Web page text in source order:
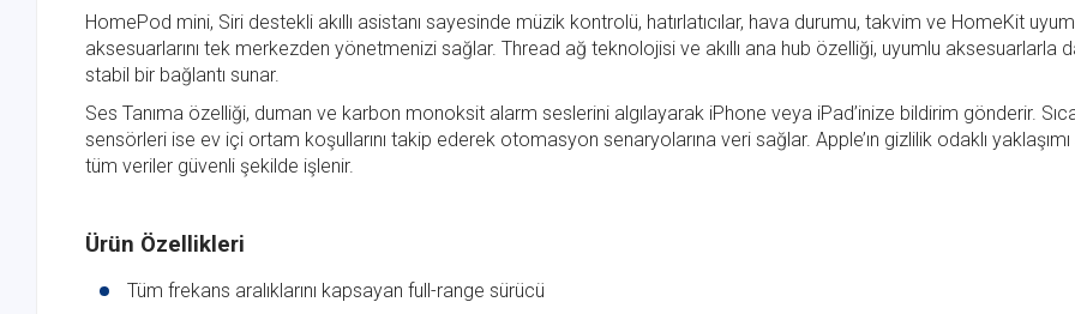
HomePod mini, Siri destekli akıllı asistanı sayesinde müzik kontrolü, hatırlatıcılar, hava durumu, takvim ve HomeKit
aksesuarlarını tek merkezden yönetmenizi sağlar. Thread ağ teknolojisi ve akıllı ana hub özelliği, uyumlu aksesuarlarla
stabil bir bağlantı sunar.
Ses Tanıma özelliği, duman ve karbon monoksit alarm seslerini algılayarak iPhone veya iPad’inize bildirim gönderir.
sensörleri ise ev içi ortam koşullarını takip ederek otomasyon senaryolarına veri sağlar. Apple’ın gizlilik odaklı
tüm veriler güvenli şekilde işlenir.
Ürün Özellikleri
Tüm frekans aralıklarını kapsayan full-range sürücü